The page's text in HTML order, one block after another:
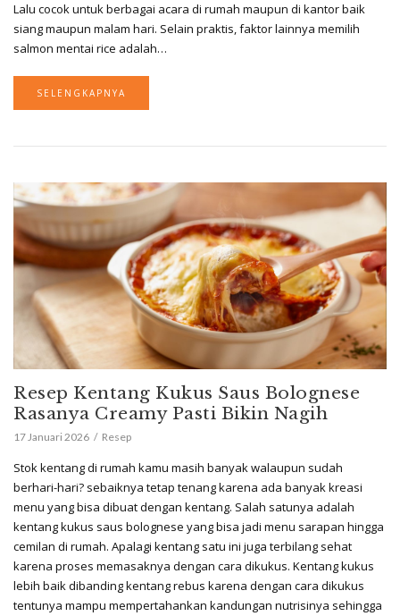
Lalu cocok untuk berbagai acara di rumah maupun di kantor baik
siang maupun malam hari. Selain praktis, faktor lainnya memilih
salmon mentai rice adalah…
SELENGKAPNYA
Resep Kentang Kukus Saus Bolognese
Rasanya Creamy Pasti Bikin Nagih
17 Januari 2026 Resep
Stok kentang di rumah kamu masih banyak walaupun sudah
berhari-hari? sebaiknya tetap tenang karena ada banyak kreasi
menu yang bisa dibuat dengan kentang. Salah satunya adalah
kentang kukus saus bolognese yang bisa jadi menu sarapan hingga
cemilan di rumah. Apalagi kentang satu ini juga terbilang sehat
karena proses memasaknya dengan cara dikukus. Kentang kukus
lebih baik dibanding kentang rebus karena dengan cara dikukus
tentunya mampu mempertahankan kandungan nutrisinya sehingga